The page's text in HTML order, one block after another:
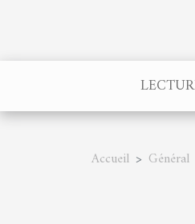
Accueil Général